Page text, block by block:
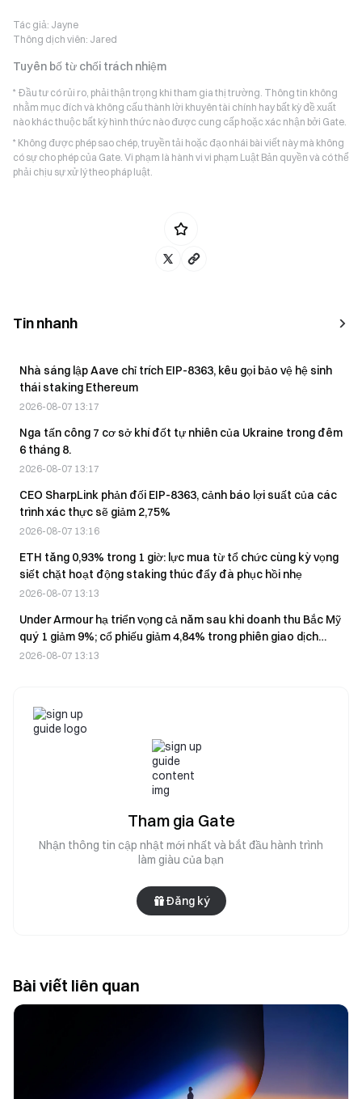
Tác giả: Jayne
Thông dịch viên: Jared
Tuyên bố từ chối trách nhiệm
* Đầu tư có rủi ro, phải thận trọng khi tham gia thị trường. Thông tin không
nhằm mục đích và không cấu thành lời khuyên tài chính hay bất kỳ đề xuất
nào khác thuộc bất kỳ hình thức nào được cung cấp hoặc xác nhận bởi Gate.
* Không được phép sao chép, truyền tải hoặc đạo nhái bài viết này mà không
có sự cho phép của Gate. Vi phạm là hành vi vi phạm Luật Bản quyền và có thể
phải chịu sự xử lý theo pháp luật.
Tin nhanh
Nhà sáng lập Aave chỉ trích EIP-8363, kêu gọi bảo vệ hệ sinh
thái staking Ethereum
2026-08-07 13:17
Nga tấn công 7 cơ sở khí đốt tự nhiên của Ukraine trong đêm
6 tháng 8.
2026-08-07 13:17
CEO SharpLink phản đối EIP-8363, cảnh báo lợi suất của các
trình xác thực sẽ giảm 2,75%
2026-08-07 13:16
ETH tăng 0,93% trong 1 giờ: lực mua từ tổ chức cùng kỳ vọng
siết chặt hoạt động staking thúc đẩy đà phục hồi nhẹ
2026-08-07 13:13
Under Armour hạ triển vọng cả năm sau khi doanh thu Bắc Mỹ
quý 1 giảm 9%; cổ phiếu giảm 4,84% trong phiên giao dịch
trước giờ mở cửa
2026-08-07 13:13
Tham gia Gate
Nhận thông tin cập nhật mới nhất và bắt đầu hành trình
làm giàu của bạn
Đăng ký
Bài viết liên quan